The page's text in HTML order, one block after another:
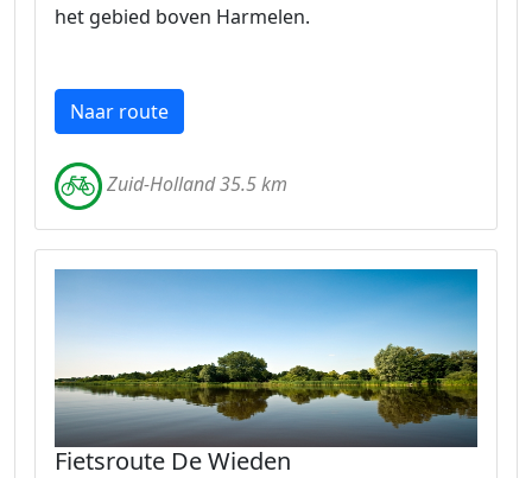
het gebied boven Harmelen.
Naar route
Zuid-Holland 35.5 km
Fietsroute De Wieden